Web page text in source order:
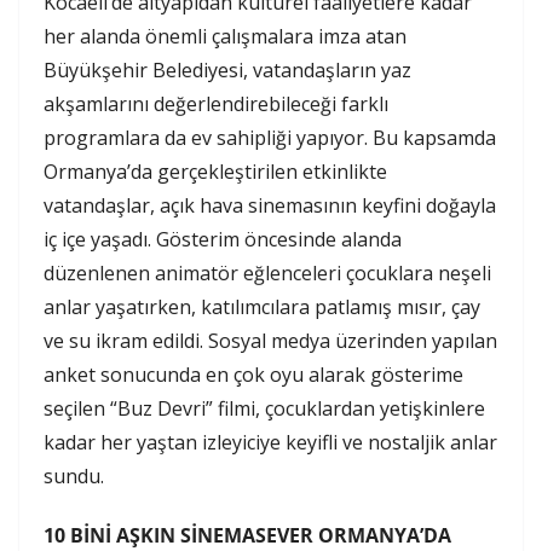
her alanda önemli çalışmalara imza atan
Büyükşehir Belediyesi, vatandaşların yaz
akşamlarını değerlendirebileceği farklı
programlara da ev sahipliği yapıyor. Bu kapsamda
Ormanya’da gerçekleştirilen etkinlikte
vatandaşlar, açık hava sinemasının keyfini doğayla
iç içe yaşadı. Gösterim öncesinde alanda
düzenlenen animatör eğlenceleri çocuklara neşeli
anlar yaşatırken, katılımcılara patlamış mısır, çay
ve su ikram edildi. Sosyal medya üzerinden yapılan
anket sonucunda en çok oyu alarak gösterime
seçilen “Buz Devri” filmi, çocuklardan yetişkinlere
kadar her yaştan izleyiciye keyifli ve nostaljik anlar
sundu.
10 BİNİ AŞKIN SİNEMASEVER ORMANYA’DA